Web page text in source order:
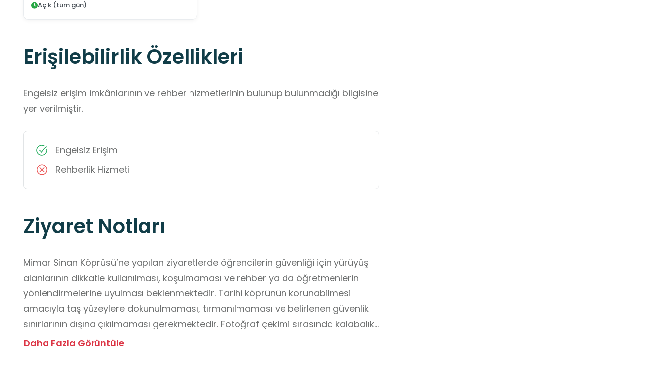
Açık (tüm gün)
Erişilebilirlik Özellikleri
Engelsiz erişim imkânlarının ve rehber hizmetlerinin bulunup bulunmadığı bilgisine
yer verilmiştir.
Engelsiz Erişim
Rehberlik Hizmeti
Ziyaret Notları
Mimar Sinan Köprüsü’ne yapılan ziyaretlerde öğrencilerin güvenliği için yürüyüş
alanlarının dikkatle kullanılması, koşulmaması ve rehber ya da öğretmenlerin
yönlendirmelerine uyulması beklenmektedir. Tarihi köprünün korunabilmesi
amacıyla taş yüzeylere dokunulmaması, tırmanılmaması ve belirlenen güvenlik
sınırlarının dışına çıkılmaması gerekmektedir. Fotoğraf çekimi sırasında kalabalık
oluşturulmamasına, köprü kenarında riskli hareketlerden kaçınılmasına ve diğer
Daha Fazla Görüntüle